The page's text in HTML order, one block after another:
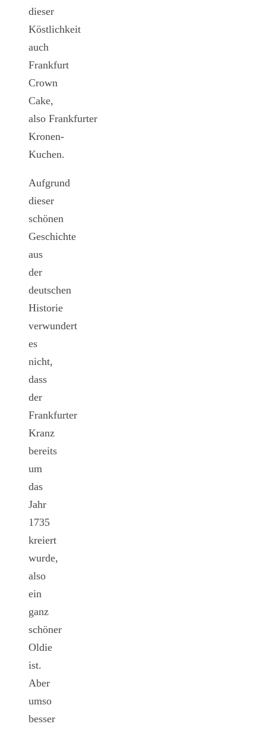
dieser
Köstlichkeit
auch
Frankfurt
Crown
Cake,
also Frankfurter
Kronen-
Kuchen.
Aufgrund
dieser
schönen
Geschichte
aus
der
deutschen
Historie
verwundert
es
nicht,
dass
der
Frankfurter
Kranz
bereits
um
das
Jahr
1735
kreiert
wurde,
also
ein
ganz
schöner
Oldie
ist.
Aber
umso
besser